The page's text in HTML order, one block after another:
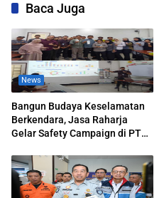
Baca Juga
News
Bangun Budaya Keselamatan
Berkendara, Jasa Raharja
Gelar Safety Campaign di PT